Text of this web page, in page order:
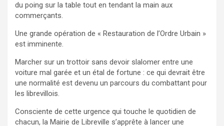
du poing sur la table tout en tendant la main aux
commerçants.
Une grande opération de « Restauration de l’Ordre Urbain »
est imminente.
Marcher sur un trottoir sans devoir slalomer entre une
voiture mal garée et un étal de fortune : ce qui devrait être
une normalité est devenu un parcours du combattant pour
les librevillois.
Consciente de cette urgence qui touche le quotidien de
chacun, la Mairie de Libreville s’apprête à lancer une